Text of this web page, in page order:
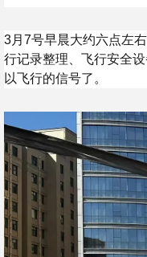
3月7号早晨大约六点左
行记录整理、飞行安全
以飞行的信号了。